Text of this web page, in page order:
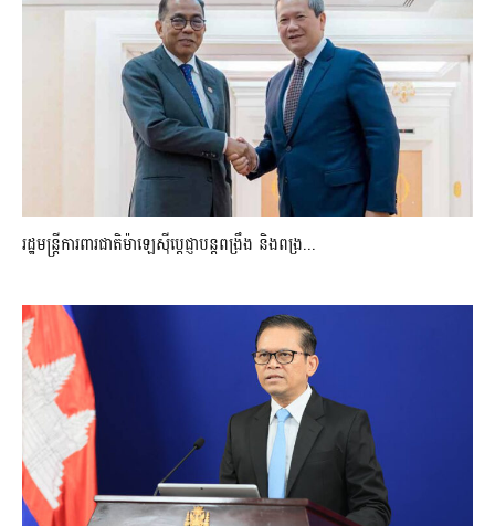
រដ្ឋមន្ត្រីការពារជាតិម៉ាឡេស៊ីប្ដេជ្ញាបន្តពង្រឹង និងពង្រ...